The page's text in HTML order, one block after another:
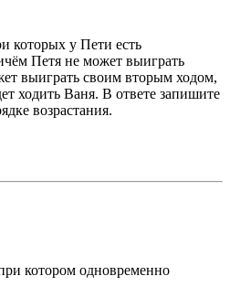
которых у Пети есть
Петя не может выиграть
выиграть своим вторым ходом,
ходить Ваня. В ответе запишите
возрастания.
котором одновременно